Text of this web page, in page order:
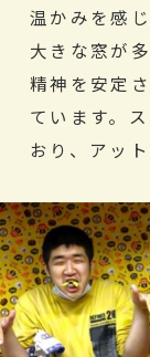
温かみを感
大きな窓が
精神を安定
ています。
おり、アッ